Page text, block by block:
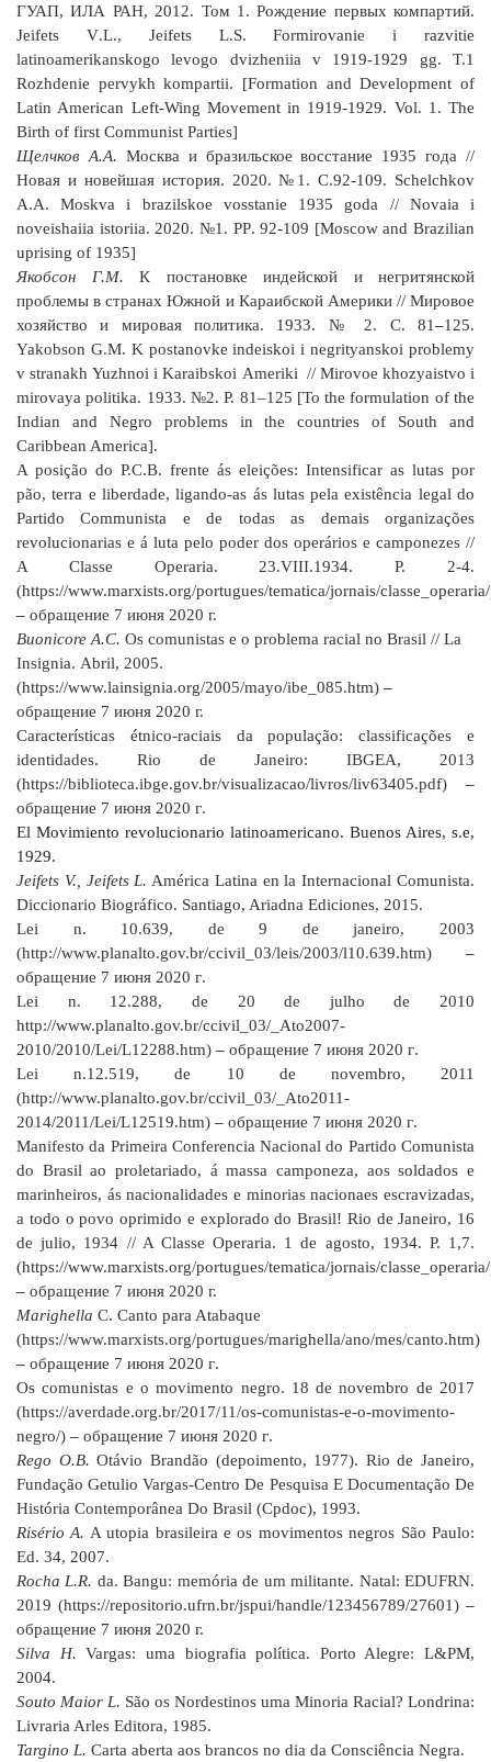
ГУАП, ИЛА РАН, 2012. Том 1. Рождение первых компартий.
Jeifets
V.L., Jeifets L.S.Formirovanie i
razvitie
latinoamerikanskogo
levogo dvizheniia v 1919-1929 gg.T.1
Rozhdenie pervykh kompartii. [Formation and Development of
Latin American Left-Wing Movement in 1919-1929. Vol. 1. The
Birth of first Communist Parties]
Щелчков А.А. Москва и бразильское восстание 1935 года //
Новая и новейшая история. 2020. №1. С.92-109. Schelchkov
A.A.Moskva i brazilskoe vosstanie 1935 goda // Novaia
i
noveishaiia istoriia. 2020. №1. PP. 92-109 [Moscow and Brazilian
uprising of 1935]
Якобсон Г.М. К постановке индейской и негритянской
проблемы в странах Южной и Караибской Америки // Мировое
хозяйство и мировая политика. 1933. № 2. С. 81–125.
Yakobson G.M. K postanovke indeiskoi i negrityanskoi problemy
v stranakh Yuzhnoi i Karaibskoi Ameriki // Mirovoe khozyaistvo i
mirovaya politika. 1933. №2. P. 81–125 [To the formulation of the
Indian and Negro problems in the countries of South and
Caribbean America].
A posição do P.С.B. frente ás eleições: Intensificar as lutas por
pão, terra e liberdade, ligando-as ás lutas pela existência legal do
Partido Communista e de todas as demais organizações
revolucionarias e á luta pelo poder dos operários e camponezes //
A Classe Operaria. 23.VIII.1934. P. 2-4.
(https://www.marxists.org/portugues/tematica/jornais/
– обращение 7 июня 2020 г.
Buonicore A.C. Os comunistas e o problema racial no Brasil // La
Insignia. Abril, 2005.
(https://www.lainsignia.org/2005/mayo/ibe_085.htm) –
обращение 7 июня 2020 г.
Características étnico-raciais da população: classificações e
identidades. Rio de Janeiro: IBGEA, 2013
(https://biblioteca.ibge.gov.br/visualizacao/livros/liv63405.pdf) –
обращение 7 июня 2020 г.
El Movimiento revolucionario latinoamericano. Buenos Aires, s.e,
1929.
Jeifets V., Jeifets L. América Latina en la Internacional Comunista.
Diccionario Biográfico. Santiago, Ariadna Ediciones, 2015.
Lei n. 10.639, de 9 de janeiro, 2003
(http://www.planalto.gov.br/ccivil_03/leis/2003/l10.639.htm) –
обращение 7 июня 2020 г.
Lei n. 12.288, de 20 de julho de 2010
http://www.planalto.gov.br/ccivil_03/_Ato2007-
2010/2010/Lei/L12288.htm) – обращение 7 июня 2020 г.
Lei n.12.519, de 10 de novembro, 2011
(http://www.planalto.gov.br/ccivil_03/_Ato2011-
2014/2011/Lei/L12519.htm) – обращение 7 июня 2020 г.
Manifesto da Primeira Conferencia Nacional do Partido Comunista
do Brasil ao proletariado, á massa camponeza, aos soldados e
marinheiros, ás nacionalidades e minorias nacionaes escravizadas,
a todo o povo oprimido e explorado do Brasil! Rio de Janeiro, 16
de julio, 1934 // A Classe Operaria. 1 de agosto, 1934. P. 1,7.
(https://www.marxists.org/portugues/tematica/jornais/
– обращение 7 июня 2020 г.
Marighella C. Canto para Atabaque
(https://www.marxists.org/portugues/marighella/ano/mes/canto.htm)
– обращение 7 июня 2020 г.
Os comunistas e o movimento negro. 18 de novembro de 2017
(https://averdade.org.br/2017/11/os-comunistas-e-o-movimento-
negro/) – обращение 7 июня 2020 г.
Rego O.B. Otávio Brandão (depoimento, 1977). Rio de Janeiro,
Fundação Getulio Vargas-Centro De Pesquisa E Documentação De
História Contemporânea Do Brasil (Cpdoc), 1993.
Risério A. A utopia brasileira e os movimentos negros São Paulo:
Ed. 34, 2007.
Rocha L.R. da. Bangu: memória de um militante. Natal: EDUFRN.
2019 (https://repositorio.ufrn.br/jspui/handle/123456789/27601) –
обращение 7 июня 2020 г.
Silva H. Vargas: uma biografia política. Porto Alegre: L&PM,
2004.
Souto Maior L. São os Nordestinos uma Minoria Racial? Londrina:
Livraria Arles Editora, 1985.
Targino L. Carta aberta aos brancos no dia da Consciência Negra.